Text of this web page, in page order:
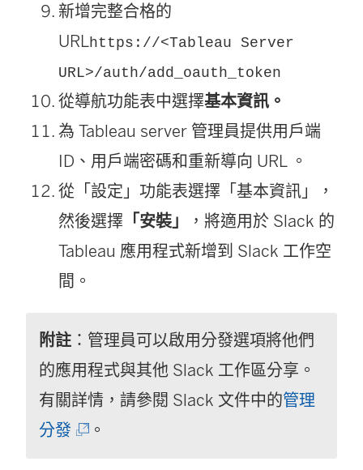
新增完整合格的
URLhttps://<Tableau Server
URL>/auth/add_oauth_token
從導航功能表中選擇基本資訊。
為 Tableau server 管理員提供用戶端
ID、用戶端密碼和重新導向 URL 。
從「設定」功能表選擇「基本資訊」，
然後選擇 「安裝」
，將適用於 Slack 的
Tableau 應用程式新增到 Slack 工作空
間。
附註 ：管理員可以啟用分發選項將他們
的應用程式與其他 Slack 工作區分享。
有關詳情，請參閱 Slack 文件中的管理
分發 (
。